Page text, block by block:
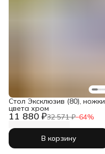
11 880 ₽32 571 ₽−64%
Стол Эксклюзив (80), ножки
цвета хром
В корзину